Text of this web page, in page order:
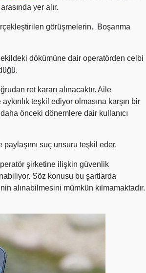
yer alır.
görüşmelerin. Boşanma
dökümüne dair operatörden celbi
ret kararı alınacaktır. Aile
teşkil ediyor olmasına karşın bir
önceki dönemlere dair kullanıcı
suç unsuru teşkil eder.
şirketine ilişkin güvenlik
Söz konusu bu şartlarda
alınabilmesini mümkün kılmamaktadır.